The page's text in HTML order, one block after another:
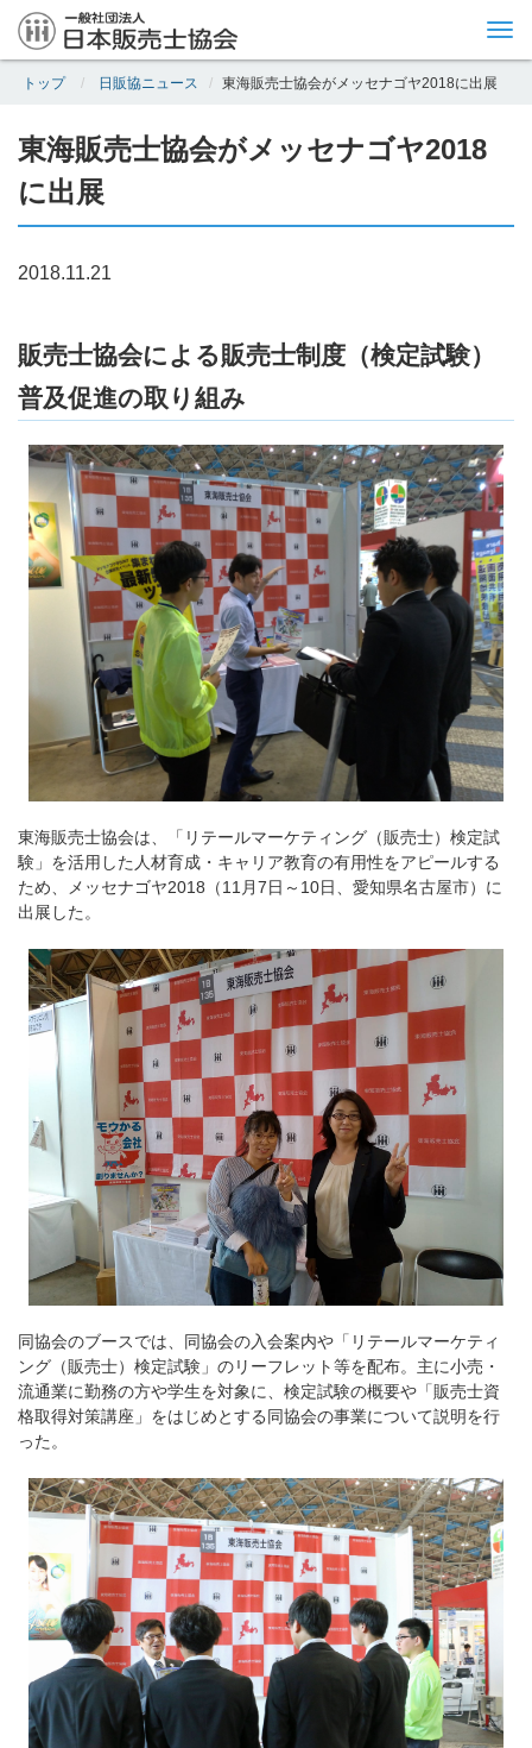
トップ 日販協ニュース 東海販売士協会がメッセナゴヤ2018に出展
東海販売士協会がメッセナゴヤ2018
に出展
2018.11.21
販売士協会による販売士制度（検定試験）
普及促進の取り組み
東海販売士協会は、「リテールマーケティング（販売士）検定試
験」を活用した人材育成・キャリア教育の有用性をアピールする
ため、メッセナゴヤ2018（11月7日～10日、愛知県名古屋市）に
出展した。
同協会のブースでは、同協会の入会案内や「リテールマーケティ
ング（販売士）検定試験」のリーフレット等を配布。主に小売・
流通業に勤務の方や学生を対象に、検定試験の概要や「販売士資
格取得対策講座」をはじめとする同協会の事業について説明を行
った。